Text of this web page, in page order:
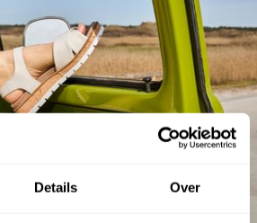
Details Over
en win €100.-